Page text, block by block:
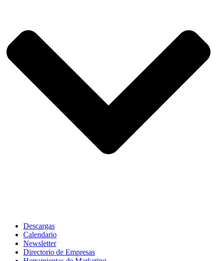
Descargas
Calendario
Newsletter
Directorio de Empresas